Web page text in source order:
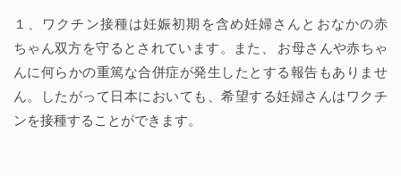
１、ワクチン接種は妊娠初期を含め妊婦さんとおなかの赤
ちゃん双方を守るとされています。また、 お母さんや赤ちゃ
んに何らかの重篤な合併症が発生したとする報告もありませ
ん。したがって日本においても、希望する妊婦さんはワクチ
ンを接種することができます。